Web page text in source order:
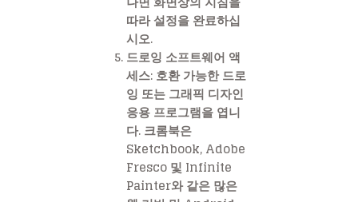
따라 설정을 완료하십
시오.
드로잉 소프트웨어 액
세스: 호환 가능한 드로
잉 또는 그래픽 디자인
응용 프로그램을 엽니
다. 크롬북은
Sketchbook, Adobe
Fresco 및 Infinite
Painter와 같은 많은